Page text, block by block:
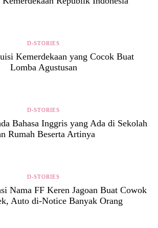
D-STORIES
Kemerdekaan yang Cocok Buat
Lomba Agustusan
D-STORIES
Bahasa Inggris yang Ada di Sekolah
Rumah Beserta Artinya
D-STORIES
Nama FF Keren Jagoan Buat Cowok
Auto di-Notice Banyak Orang